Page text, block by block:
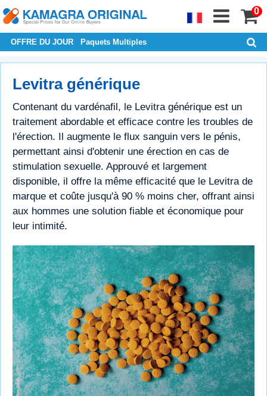
0
OFFRE DU JOUR Paquets Multiples
Levitra générique
Contenant du vardénafil, le Levitra générique est un
traitement abordable et efficace contre les troubles de
l'érection. Il augmente le flux sanguin vers le pénis,
permettant ainsi d'obtenir une érection en cas de
stimulation sexuelle. Approuvé et largement
disponible, il offre la même efficacité que le Levitra de
marque et coûte jusqu'à 90 % moins cher, offrant ainsi
aux hommes une solution fiable et économique pour
leur intimité.